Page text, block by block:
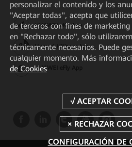
HUAWEI eKit App
Huawei HiKnow App
HUAWEI eFly App
personalizar el contenido y los
"Aceptar todas", acepta que
de terceros con fines de
en "Rechazar todo", sólo
técnicamente necesarios. Puede
cualquier momento. Más
de Cookies
CONFIGURACIÓN DE